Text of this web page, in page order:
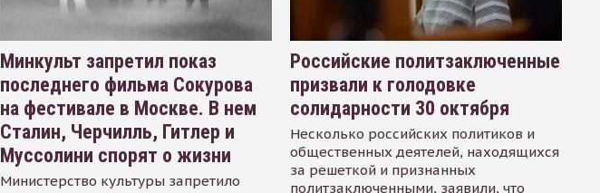
Минкульт запретил показ
последнего фильма Сокурова
на фестивале в Москве. В нем
Сталин, Черчилль, Гитлер и
Муссолини спорят о жизни
Министерство культуры запретило
Российские политзаключенные
призвали к голодовке
солидарности 30 октября
Несколько российских политиков и
общественных деятелей, находящихся
за решеткой и признанных
политзаключенными, заявили, что